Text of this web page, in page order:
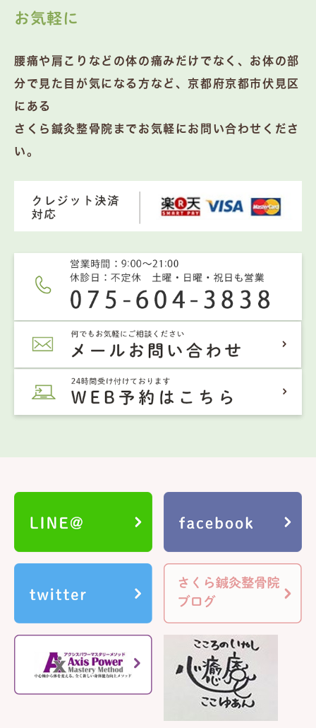
お気軽に
腰痛や肩こりなどの体の痛みだけでなく、お体の部
分で見た目が気になる方など、京都府京都市伏見区
にある
さくら鍼灸整骨院までお気軽にお問い合わせくださ
い。